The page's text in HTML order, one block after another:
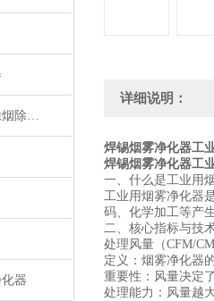
激光切割亚克力净化器除烟除味设备
器
详细说明：
焊锡烟雾净化器工
焊锡烟雾净化器工
一、什么是工业用
工业用烟雾净化器
码、化学加工等产
二、核心指标与技
处理风量（CFM/
定义：烟雾净化器
重要性：风量决定
处理能力：风量越